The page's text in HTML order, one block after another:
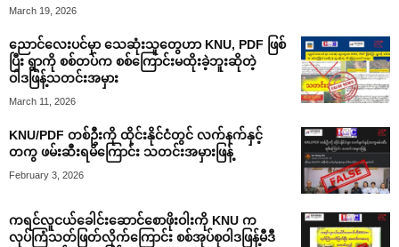
March 19, 2026
ညောင်လေးပင်မှာ သေဆုံးသူတွေဟာ KNU, PDF ဖြစ်
ပြီး ရွာကို စစ်တပ်က စစ်ကြောင်းမထိုးခဲ့ဘူးဆိုတဲ့
ဝါဒဖြန့်သတင်းအမှား
March 11, 2026
KNU/PDF တစ်ဦးကို ထိုင်းနိုင်ငံတွင် လက်နက်နှင့်
တကွ ဖမ်းဆီးရမိကြောင်း သတင်းအမှားဖြန့်
February 3, 2026
ကရင်လူငယ်ခေါင်းဆောင်စောဖိုးဝါးကို KNU က
လုပ်ကြံသတ်ဖြတ်လိုက်ကြောင်း စစ်အုပ်စုဝါဒဖြန့်မီဒီ